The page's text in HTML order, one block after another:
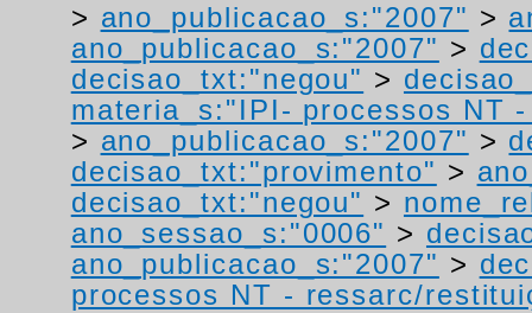
> ano_publicacao_s:"2007" >
ano_publicacao_s:"2007" >
decisao_txt:"negou" >
materia_s:"IPI- processos NT
> ano_publicacao_s:"2007" >
decisao_txt:"provimento" >
decisao_txt:"negou" >
ano_sessao_s:"0006" >
ano_publicacao_s:"2007" >
processos NT - ressarc/